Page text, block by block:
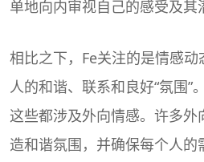
单地向内审视自己的感受及其
相比之下，Fe关注的是情感
人的和谐、联系和良好“氛围”
这些都涉及外向情感。许多
造和谐氛围，并确保每个人的